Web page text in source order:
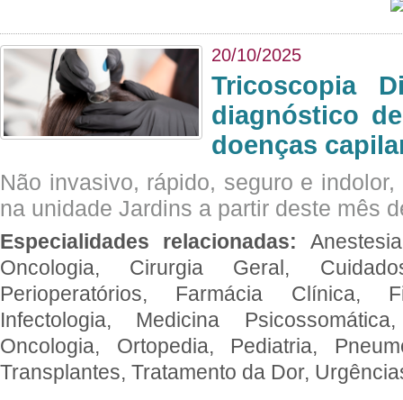
20/10/2025
Tricoscopia
diagnóstico
doenças
Não invasivo, rápido, seguro e
na unidade Jardins a partir deste mês
Especialidades relacionadas:
Oncologia, Cirurgia Geral,
Perioperatórios, Farmácia Clínica,
Infectologia, Medicina
Oncologia, Ortopedia, Pediatria,
Transplantes, Tratamento da Dor,